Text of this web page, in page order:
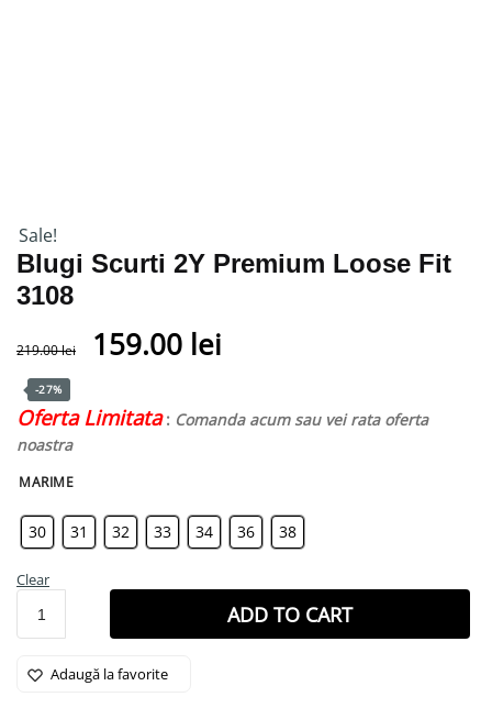
Sale!
Blugi Scurti 2Y Premium Loose Fit
3108
219.00lei 159.00 lei
-27%
Oferta Limitata : Comanda acum sau vei rata oferta
noastra
MARIME
30 31 32 33 34 36 38
Clear
ADD TO CART
Adaugă la favorite